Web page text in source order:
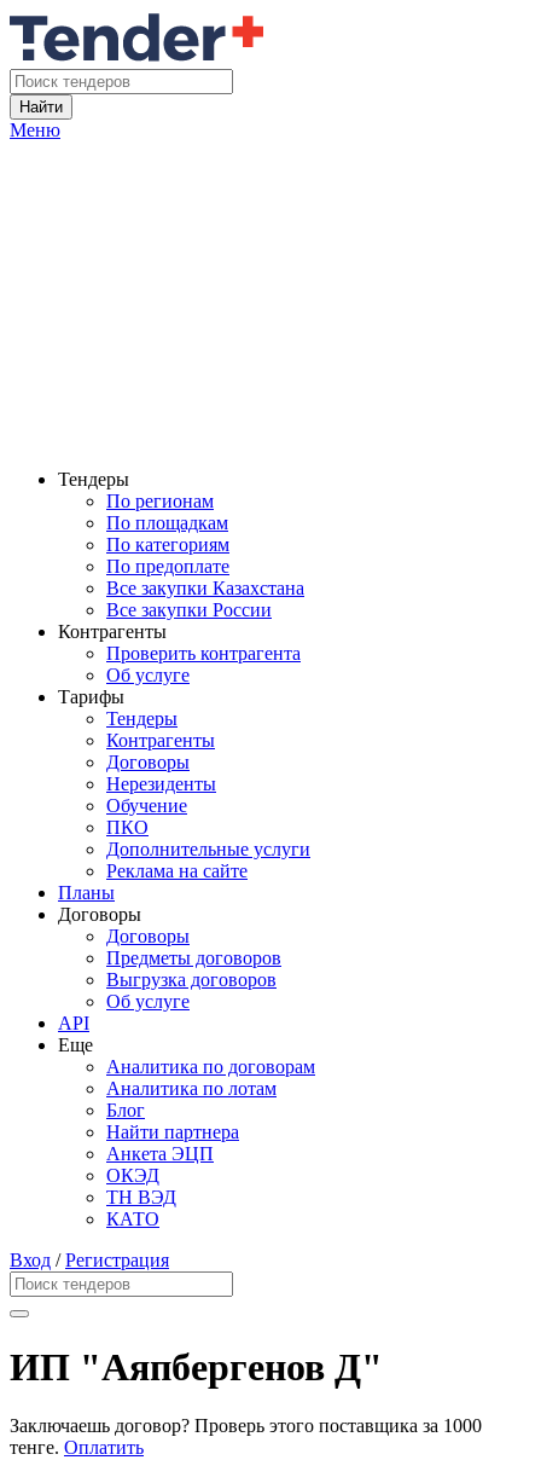
Найти
Меню
Тендеры
По регионам
По площадкам
По категориям
По предоплате
Все закупки Казахстана
Все закупки России
Контрагенты
Проверить контрагента
Об услуге
Тарифы
Тендеры
Контрагенты
Договоры
Нерезиденты
Обучение
ПКО
Дополнительные услуги
Реклама на сайте
Планы
Договоры
Договоры
Предметы договоров
Выгрузка договоров
Об услуге
API
Еще
Аналитика по договорам
Аналитика по лотам
Блог
Найти партнера
Анкета ЭЦП
ОКЭД
ТН ВЭД
КАТО
Вход /Регистрация
ИП "Аяпбергенов Д"
Заключаешь договор? Проверь этого поставщика за 1000
тенге. Оплатить